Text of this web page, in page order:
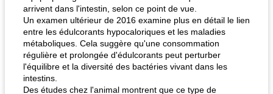
arrivent dans l'intestin, selon ce point de vue.
Un examen ultérieur de 2016 examine plus en détail le lien
entre les édulcorants hypocaloriques et les maladies
métaboliques. Cela suggère qu'une consommation
régulière et prolongée d'édulcorants peut perturber
l'équilibre et la diversité des bactéries vivant dans les
intestins.
Des études chez l'animal montrent que ce type de